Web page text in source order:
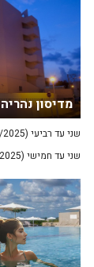
מדיסון נהריה
שני עד רביעי (22-24/9/2025)
שני עד חמישי (22-25/9/2025)